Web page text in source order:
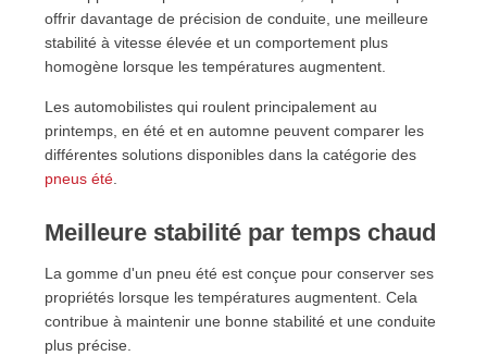
offrir davantage de précision de conduite, une meilleure
stabilité à vitesse élevée et un comportement plus
homogène lorsque les températures augmentent.
Les automobilistes qui roulent principalement au
printemps, en été et en automne peuvent comparer les
différentes solutions disponibles dans la catégorie des
pneus été.
Meilleure stabilité par temps chaud
La gomme d'un pneu été est conçue pour conserver ses
propriétés lorsque les températures augmentent. Cela
contribue à maintenir une bonne stabilité et une conduite
plus précise.